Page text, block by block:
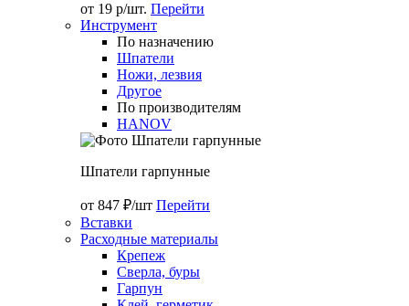
от 19 р/шт. Перейти
Инструмент
По назначению
Шпатели
Ножи, лезвия
Другое
По производителям
HANOV
Шпатели гарпунные
от 847 ₽/шт Перейти
Вставки
Расходные материалы
Крепеж
Сверла, буры
Гарпун